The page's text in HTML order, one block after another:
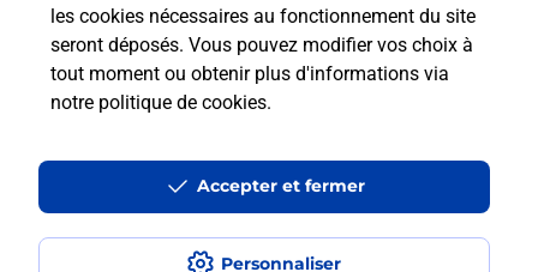
les cookies nécessaires au fonctionnement du site
seront déposés. Vous pouvez modifier vos choix à
tout moment ou obtenir plus d'informations via
notre politique de cookies.
Personnaliser
Accepter et fermer
Est-ce que je peux bénéficier de la 5G
avec La Poste Mobile ?
à l’étranger avec La Poste Mobile ?
Est-ce que je peux payer mon
smartphone Samsung en plusieurs